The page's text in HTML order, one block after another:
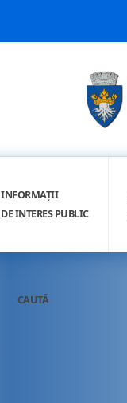
INFORMAȚII
DE INTERES PUBLIC
CAUTĂ